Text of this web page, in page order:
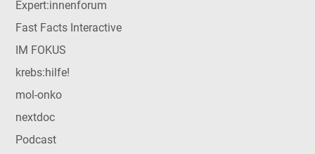
Expert:innenforum
Fast Facts Interactive
IM FOKUS
krebs:hilfe!
mol-onko
nextdoc
Podcast